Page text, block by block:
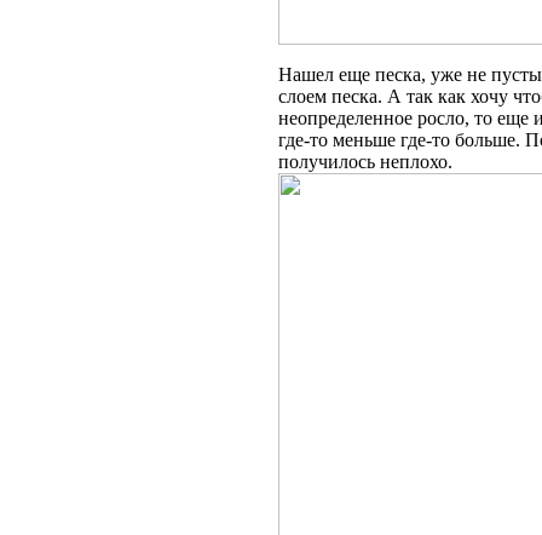
Нашел еще песка, уже не
слоем песка. А так как хочу
неопределенное росло, то
где-то меньше где-то больше.
получилось неплохо.